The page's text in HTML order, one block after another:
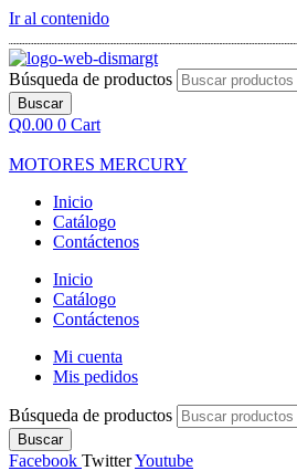
Ir al contenido
Búsqueda de productos
Buscar
Q0.00 0 Cart
MOTORES MERCURY
Inicio
Catálogo
Contáctenos
Inicio
Catálogo
Contáctenos
Mi cuenta
Mis pedidos
Búsqueda de productos
Buscar
Facebook TwitterYoutube